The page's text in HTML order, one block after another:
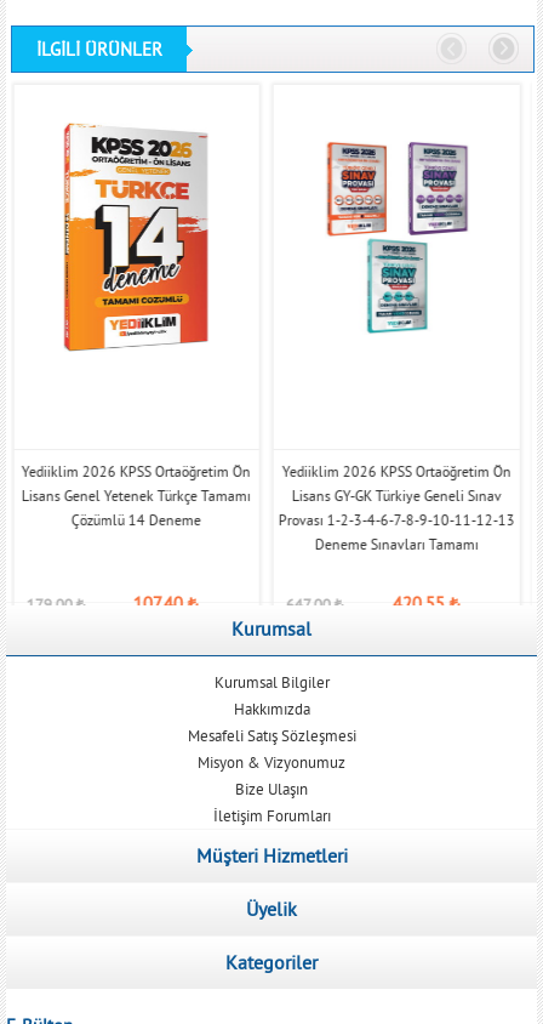
İLGİLİ ÜRÜNLER
Yediiklim 2026 KPSS Ortaöğretim Ön
Lisans Genel Yetenek Türkçe Tamamı
Çözümlü 14 Deneme
179,00₺ 107,40₺
Yediiklim 2026 KPSS Ortaöğretim Ön
Lisans GY-GK Türkiye Geneli Sınav
Provası 1-2-3-4-6-7-8-9-10-11-12-13
Deneme Sınavları Tamamı
647,00₺ 420,55₺
Kurumsal
Kurumsal Bilgiler
Hakkımızda
Mesafeli Satış Sözleşmesi
Misyon & Vizyonumuz
Bize Ulaşın
İletişim Forumları
Müşteri Hizmetleri
Üyelik
Kategoriler